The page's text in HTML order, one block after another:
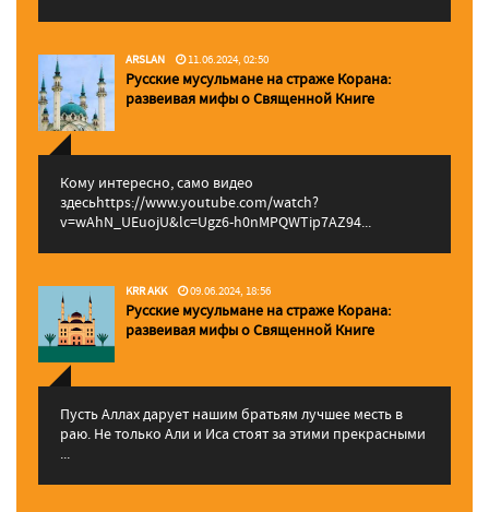
ARSLAN 11.06.2024, 02:50
Русские мусульмане на страже Корана:
pазвеивая мифы о Священной Книге
Кому интересно, само видео
здесьhttps://www.youtube.com/watch?
v=wAhN_UEuojU&lc=Ugz6-h0nMPQWTip7AZ94...
KRR AKK 09.06.2024, 18:56
Русские мусульмане на страже Корана:
pазвеивая мифы о Священной Книге
Пусть Аллах дарует нашим братьям лучшее месть в
раю. Не только Али и Иса стоят за этими прекрасными
...